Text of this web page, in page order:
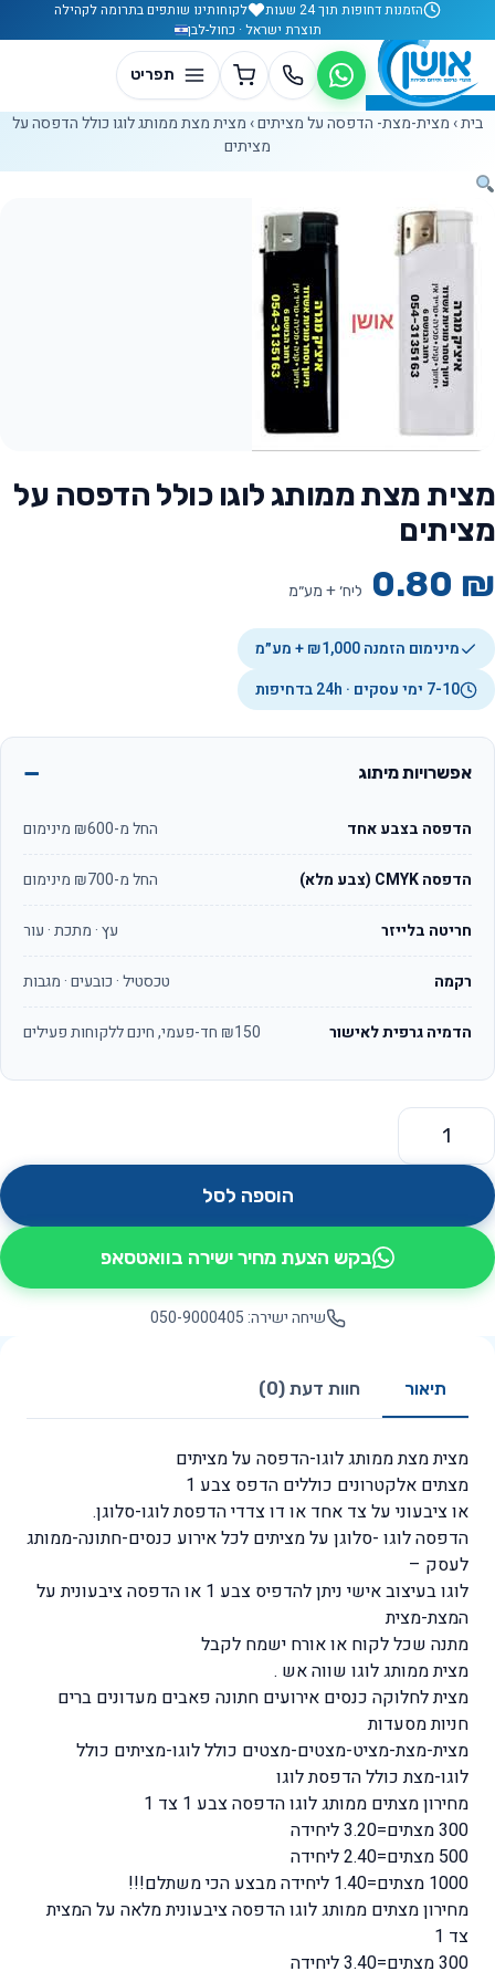
דלג לתוכןהזמנות דחופות תוך 24 שעות
לקוחותינו שותפים בתרומה לקהילה
תוצרת ישראל · כחול-לבן
בית› מצית-מצת- הדפסה על מציתים› מצית מצת ממותג לוגו כולל הדפסה על
מציתים
מצית מצת ממותג לוגו כולל הדפסה על
מציתים
0.80 ₪ ליח׳ + מע״מ
מינימום הזמנה ₪1,000 + מע״מ
7-10 ימי עסקים · 24h בדחיפות
אפשרויות מיתוג
הדפסה בצבע אחד החל מ-₪600 מינימום
הדפסה CMYK (צבע מלא) החל מ-₪700 מינימום
חריטה בלייזר עץ · מתכת · עור
רקמה טכסטיל · כובעים · מגבות
הדמיה גרפית לאישור ₪150 חד-פעמי, חינם ללקוחות פעילים
כמות של מצית מצת ממותג לוגו כולל הדפסה על מציתים
הוספה לסל
בקש הצעת מחיר ישירה בוואטסאפ
שיחה ישירה: 050-9000405
תיאור חוות דעת (0)
מצית מצת ממותג לוגו-הדפסה על מציתים
מצתים אלקטרונים כוללים הדפס צבע 1
או ציבעוני על צד אחד או דו צדדי הדפסת לוגו-סלוגן.
הדפסה לוגו -סלוגן על מציתים לכל אירוע כנסים-חתונה-ממותג
לעסק –
לוגו בעיצוב אישי ניתן להדפיס צבע 1 או הדפסה ציבעונית על
המצת-מצית
מתנה שכל לקוח או אורח ישמח לקבל
מצית ממותג לוגו שווה אש .
מצית לחלוקה כנסים אירועים חתונה פאבים מעדונים ברים
חניות מסעדות
מצית-מצת-מציט-מצטים-מצטים כולל לוגו-מציתים כולל
לוגו-מצת כולל הדפסת לוגו
מחירון מצתים ממותג לוגו הדפסה צבע 1 צד 1
300 מצתים=3.20 ליחידה
500 מצתים=2.40 ליחידה
1000 מצתים=1.40 ליחידה מבצע הכי משתלם!!!
מחירון מצתים ממותג לוגו הדפסה ציבעונית מלאה על המצית
צד 1
300 מצתים=3.40 ליחידה